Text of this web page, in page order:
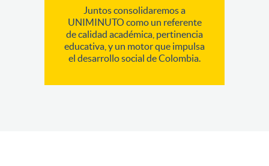
Juntos consolidaremos a
UNIMINUTO como un referente
de calidad académica, pertinencia
educativa, y un motor que impulsa
el desarrollo social de Colombia.